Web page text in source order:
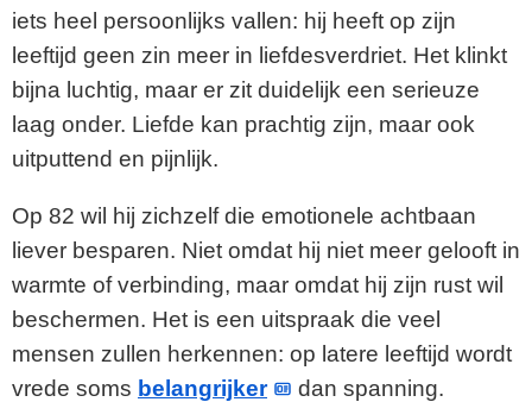
iets heel persoonlijks vallen: hij heeft op zijn
leeftijd geen zin meer in liefdesverdriet. Het klinkt
bijna luchtig, maar er zit duidelijk een serieuze
laag onder. Liefde kan prachtig zijn, maar ook
uitputtend en pijnlijk.
Op 82 wil hij zichzelf die emotionele achtbaan
liever besparen. Niet omdat hij niet meer gelooft in
warmte of verbinding, maar omdat hij zijn rust wil
beschermen. Het is een uitspraak die veel
mensen zullen herkennen: op latere leeftijd wordt
vrede soms belangrijker dan spanning.